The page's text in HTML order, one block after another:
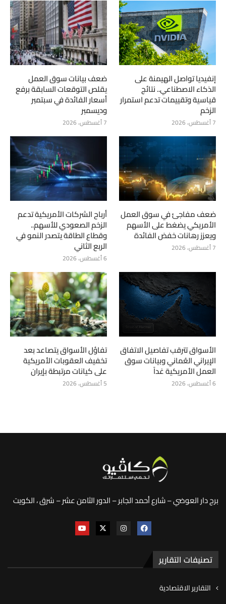
إنفيديا تواصل الهيمنة على
الذكاء الاصطناعي.. نتائج
قياسية وتقييمات تدعم استمرار
الزخم
7 أغسطس، 2026
ضعف بيانات سوق العمل
يقلص التوقعات السابقة برفع
أسعار الفائدة في سبتمبر
وديسمبر
7 أغسطس، 2026
ضعف مفاجئ في سوق العمل
الأمريكي يضغط على الأسهم
ويعزز رهانات خفض الفائدة
7 أغسطس، 2026
أرباح الشركات الأمريكية تدعم
الزخم الصعودي للأسهم..
وقطاع الطاقة يتصدر النمو في
الربع الثاني
6 أغسطس، 2026
الأسواق تترقب تفاصيل الاتفاق
الإيراني العُماني وبيانات سوق
العمل الأمريكية غداً
6 أغسطس، 2026
تفاؤل الأسواق يتصاعد بعد
تخفيف العقوبات الأمريكية
على كيانات مرتبطة بإيران
5 أغسطس، 2026
برج دار العوضي – شارع أحمد الجابر – الدور الثامن عشر – شرق ، الكويت
تصنيفات التقارير
التقارير الاقتصادية